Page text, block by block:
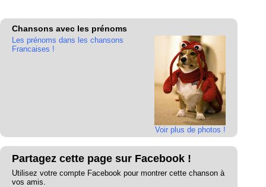
Chansons avec les prénoms
Voir plus de photos !
Les prénoms dans les chansons
Francaises !
Partagez cette page sur Facebook !
Utilisez votre compte Facebook pour montrer cette chanson à
vos amis.